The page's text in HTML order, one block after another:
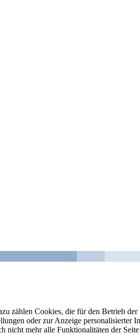
zählen Cookies, die für den Betrieb
oder zur Anzeige personalisierter
nicht mehr alle Funktionalitäten der